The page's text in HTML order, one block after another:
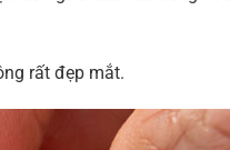
rất đẹp mắt.